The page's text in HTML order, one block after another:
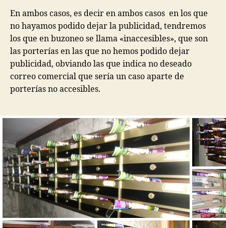
En ambos casos, es decir en ambos casos en los que
no hayamos podido dejar la publicidad, tendremos
los que en buzoneo se llama «inaccesibles», que son
las porterías en las que no hemos podido dejar
publicidad, obviando las que indica no deseado
correo comercial que sería un caso aparte de
porterías no accesibles.